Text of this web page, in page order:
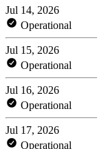
Jul 14, 2026
Operational
Jul 15, 2026
Operational
Jul 16, 2026
Operational
Jul 17, 2026
Operational